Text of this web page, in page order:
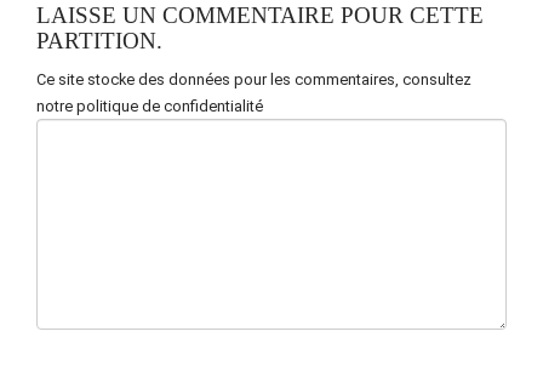
LAISSE UN COMMENTAIRE POUR CETTE
PARTITION.
Ce site stocke des données pour les commentaires, consultez
notre politique de confidentialité